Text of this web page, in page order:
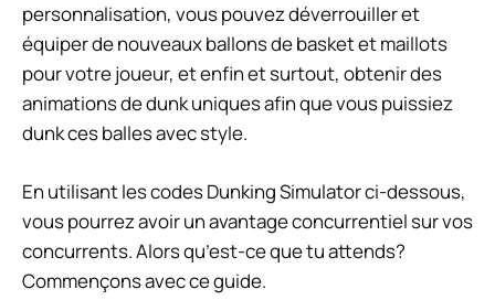
personnalisation, vous pouvez déverrouiller et
équiper de nouveaux ballons de basket et maillots
pour votre joueur, et enfin et surtout, obtenir des
animations de dunk uniques afin que vous puissiez
dunk ces balles avec style.
En utilisant les codes Dunking Simulator ci-dessous,
vous pourrez avoir un avantage concurrentiel sur vos
concurrents. Alors qu’est-ce que tu attends?
Commençons avec ce guide.